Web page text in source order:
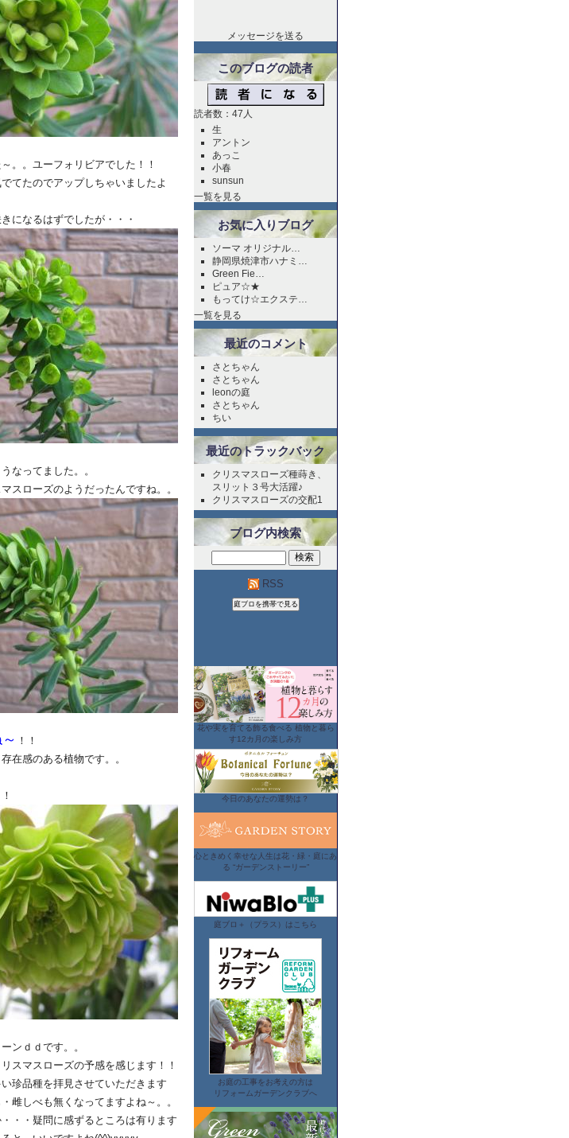
。。ユーフォリビアでした！！
てたのでアップしちゃいましたよ
になるはずでしたが・・・
なってました。。
スローズのようだったんですね。。
！！
在感のある植物です。。
ンｄｄです。。
スマスローズの予感を感じます！！
珍品種を拝見させていただきます
雌しべも無くなってますよね～。。
・・疑問に感ずるところは有ります
メッセージを送る
このブログの読者
読者数：47人
生
アントン
あっこ
小春
sunsun
一覧を見る
お気に入りブログ
ソーマ オリジナル…
静岡県焼津市ハナミ…
Green Fie…
ピュア☆★
もってけ☆エクステ…
一覧を見る
最近のコメント
さとちゃん
さとちゃん
leonの庭
さとちゃん
ちい
最近のトラックバック
クリスマスローズ種蒔き、
スリット３号大活躍♪
クリスマスローズの交配1
ブログ内検索
RSS
花や実を育てる飾る食べる 植物と暮ら
す12カ月の楽しみ方
今日のあなたの運勢は？
心ときめく幸せな人生は花・緑・庭にあ
る “ガーデンストーリー”
庭ブロ＋（プラス）はこちら
お庭の工事をお考えの方は
リフォームガーデンクラブへ